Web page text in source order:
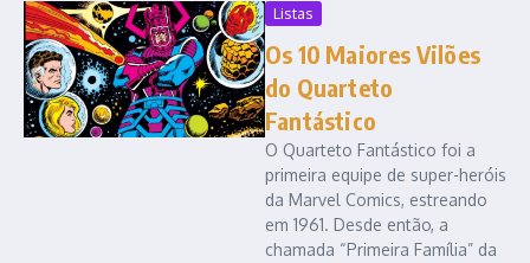
Listas
Os 10 Maiores Vilões
do Quarteto
Fantástico
O Quarteto Fantástico foi a
primeira equipe de super-heróis
da Marvel Comics, estreando
em 1961. Desde então, a
chamada “Primeira Família” da